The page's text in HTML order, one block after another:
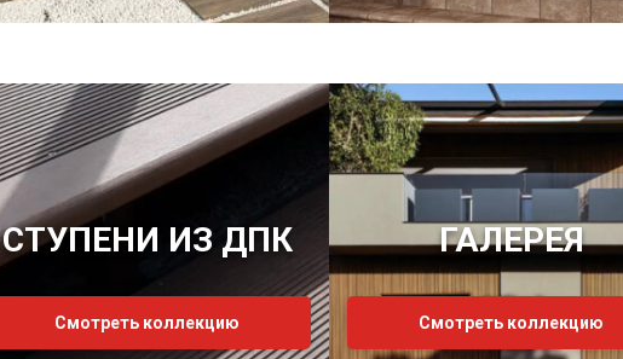
СТУПЕНИ ИЗ ДПК
Смотреть коллекцию
ГАЛЕРЕЯ
Смотреть коллекцию